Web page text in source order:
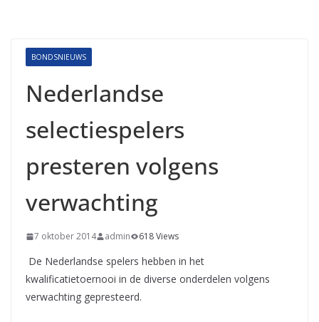
BONDSNIEUWS
Nederlandse
selectiespelers
presteren volgens
verwachting
7 oktober 2014 admin 618 Views
De Nederlandse spelers hebben in het
kwalificatietoernooi in de diverse onderdelen volgens
verwachting gepresteerd.